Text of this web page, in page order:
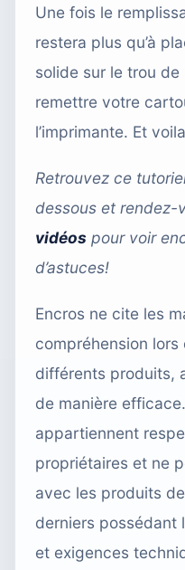
Une fois le
restera plus qu’à
solide sur le trou
remettre votre
l’imprimante. Et
Retrouvez ce
dessous et rendez-
vidéos pour voir
d’astuces!
Encros ne cite les
compréhension
différents produits,
de manière
appartiennent
propriétaires et ne
avec les produits
derniers possédant
et exigences